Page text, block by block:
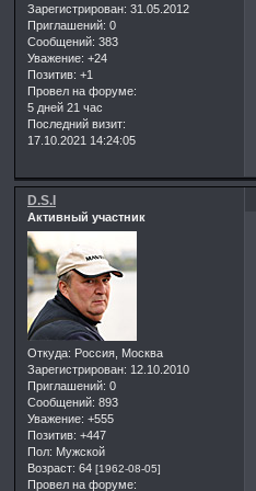
Зарегистрирован: 31.05.2012
Приглашений: 0
Сообщений: 383
Уважение: +24
Позитив: +1
Провел на форуме:
5 дней 21 час
Последний визит:
17.10.2021 14:24:05
D.S.I
Активный участник
Откуда: Россия, Москва
Зарегистрирован: 12.10.2010
Приглашений: 0
Сообщений: 893
Уважение: +555
Позитив: +447
Пол: Мужской
Возраст: 64 [1962-08-05]
Провел на форуме: